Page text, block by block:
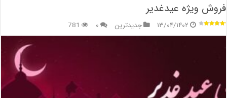
فروش ویژه عیدغدیر
۱۳/۰۴/۱۴۰۲ جدیدترین ۰ 781